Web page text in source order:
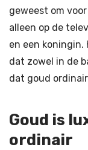
geweest om
alleen op de
en een koningin.
dat zowel in de
dat goud
Goud is
ordinair